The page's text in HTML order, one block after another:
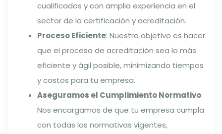
cualificados y con amplia experiencia en el
sector de la certificación y acreditación.
Proceso Eficiente: Nuestro objetivo es hacer
que el proceso de acreditación sea lo más
eficiente y ágil posible, minimizando tiempos
y costos para tu empresa.
Aseguramos el Cumplimiento Normativo:
Nos encargamos de que tu empresa cumpla
con todas las normativas vigentes,